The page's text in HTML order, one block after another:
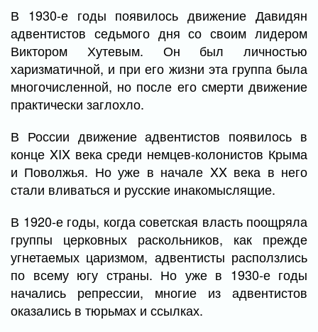
В 1930-е годы появилось движение Давидян
адвентистов седьмого дня со своим лидером
Виктором Хутевым. Он был личностью
харизматичной, и при его жизни эта группа была
многочисленной, но после его смерти движение
практически заглохло.
В России движение адвентистов появилось в
конце XIX века среди немцев-колонистов Крыма
и Поволжья. Но уже в начале XX века в него
стали вливаться и русские инакомыслящие.
В 1920-е годы, когда советская власть поощряла
группы церковных раскольников, как прежде
угнетаемых царизмом, адвентисты расползлись
по всему югу страны. Но уже в 1930-е годы
начались репрессии, многие из адвентистов
оказались в тюрьмах и ссылках.